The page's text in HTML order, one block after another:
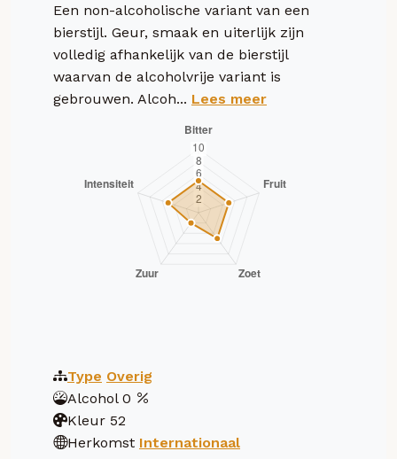
Een non-alcoholische variant van een
bierstijl. Geur, smaak en uiterlijk zijn
volledig afhankelijk van de bierstijl
waarvan de alcoholvrije variant is
gebrouwen. Alcoh... Lees meer
Type Overig
Alcohol 0
Kleur 52
Herkomst Internationaal